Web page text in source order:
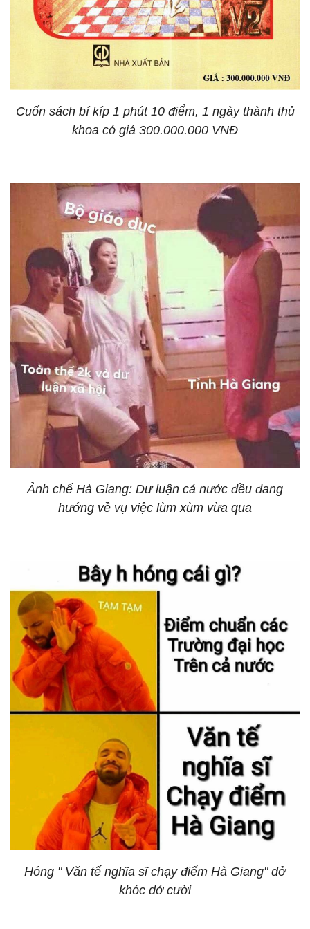
Cuốn sách bí kíp 1 phút 10 điểm, 1 ngày thành thủ
khoa có giá 300.000.000 VNĐ
Ảnh chế Hà Giang: Dư luận cả nước đều đang
hướng về vụ việc lùm xùm vừa qua
Hóng " Văn tế nghĩa sĩ chạy điểm Hà Giang" dở
khóc dở cười